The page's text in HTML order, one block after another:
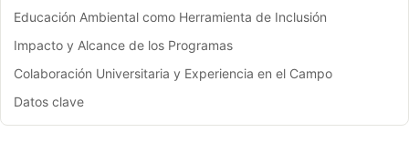
Educación Ambiental como Herramienta de Inclusión
Impacto y Alcance de los Programas
Colaboración Universitaria y Experiencia en el Campo
Datos clave